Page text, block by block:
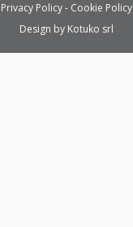
Privacy Policy
Cookie Policy
Design by Kotuko srl